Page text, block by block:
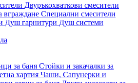
Двуръкохваткови смесители
вграждане Специални смесители
Душ гарнитури Душ системи
за баня Стойки и закачалки за
хартия Чаши, Сапунерки и